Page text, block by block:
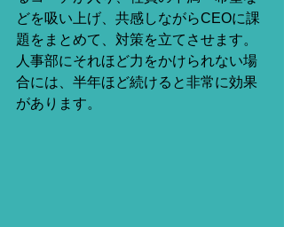
どを吸い上げ、共感しながらCEOに課
題をまとめて、対策を立てさせます。
人事部にそれほど力をかけられない場
合には、半年ほど続けると非常に効果
があります。